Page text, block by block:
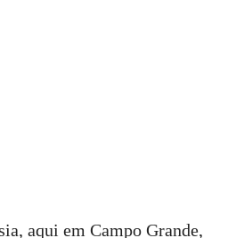
aqui em Campo Grande,